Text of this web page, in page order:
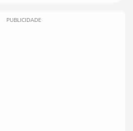
PUBLICIDADE